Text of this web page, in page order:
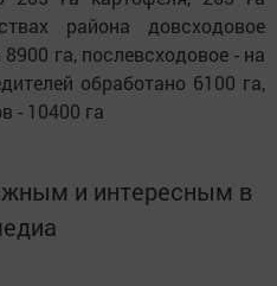
района довсходовое
га, послевсходовое - на
обработано 6100 га,
- 10400 га
и интересным в